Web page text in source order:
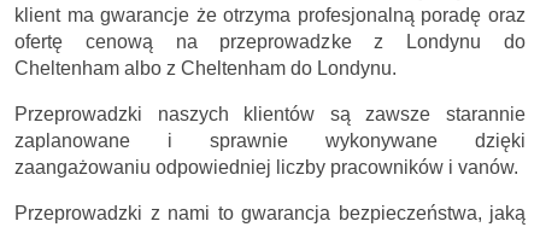
klient ma gwarancje że otrzyma profesjonalną poradę oraz
ofertę cenową na przeprowadzke z Londynu do
Cheltenham albo z Cheltenham do Londynu.
Przeprowadzki naszych klientów są zawsze starannie
zaplanowane i sprawnie wykonywane dzięki
zaangażowaniu odpowiedniej liczby pracowników i vanów.
Przeprowadzki z nami to gwarancja bezpieczeństwa, jaką